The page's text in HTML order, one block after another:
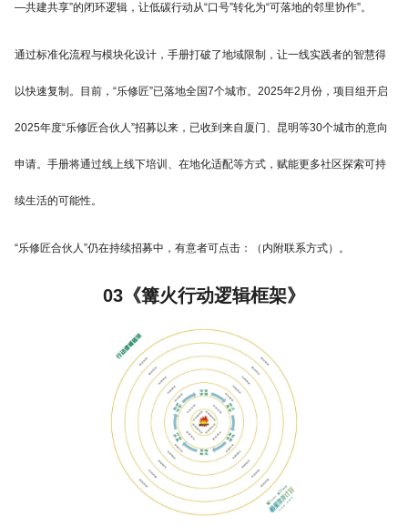
—共建共享”的闭环逻辑，让低碳行动从“口号”转化为“可落地的邻里协作”。
通过标准化流程与模块化设计，手册打破了地域限制，让一线实践者的智慧得
以快速复制。目前，“乐修匠”已落地全国7个城市。2025年2月份，项目组开启
2025年度“乐修匠合伙人”招募以来，已收到来自厦门、昆明等30个城市的意向
申请。手册将通过线上线下培训、在地化适配等方式，赋能更多社区探索可持
续生活的可能性。
“乐修匠合伙人”仍在持续招募中，有意者可点击：（内附联系方式）。
03《篝火行动逻辑框架》